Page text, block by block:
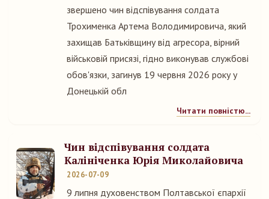
звершено чин відспівування солдата
Трохименка Артема Володимировича, який
захищав Батьківщину від агресора, вірний
військовій присязі, гідно виконував службові
обов'язки, загинув 19 червня 2026 року у
Донецькій обл
Читати повністю...
Чин відспівування солдата
Калініченка Юрія Миколайовича
2026-07-09
9 липня духовенством Полтавської єпархії